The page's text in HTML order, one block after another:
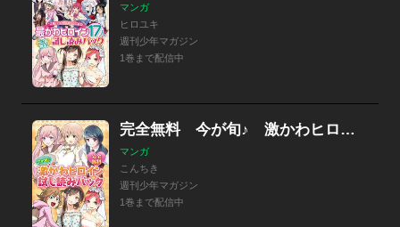
マンガ
ヒロユキ
週刊少年マガジン
1巻まで配信中
完全無料 今が旬♪ 激かわヒロイン試し読みパック
マンガ
こんちき
週刊少年マガジン
1巻まで配信中